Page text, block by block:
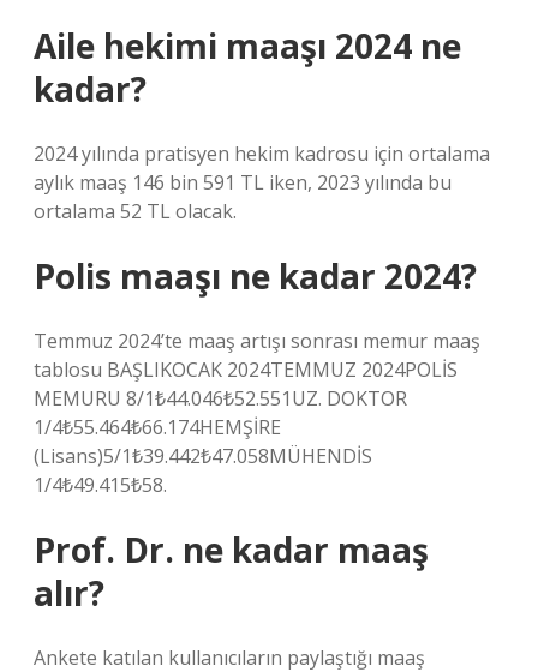
Aile hekimi maaşı 2024 ne
kadar?
2024 yılında pratisyen hekim kadrosu için ortalama
aylık maaş 146 bin 591 TL iken, 2023 yılında bu
ortalama 52 TL olacak.
Polis maaşı ne kadar 2024?
Temmuz 2024’te maaş artışı sonrası memur maaş
tablosu BAŞLIKOCAK 2024TEMMUZ 2024POLİS
MEMURU 8/1₺44.046₺52.551UZ. DOKTOR
1/4₺55.464₺66.174HEMŞİRE
(Lisans)5/1₺39.442₺47.058MÜHENDİS
1/4₺49.415₺58.
Prof. Dr. ne kadar maaş
alır?
Ankete katılan kullanıcıların paylaştığı maaş